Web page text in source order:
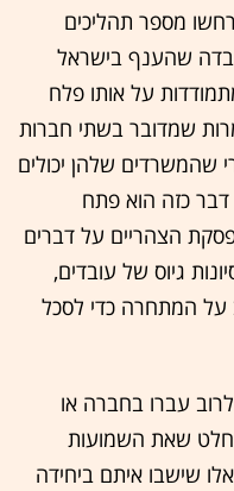
מספר תהליכים
שהענף בישראל
על אותו פלח
שמדובר בשתי חברות
שהמשרדים שלהן יכולים
כזה הוא פתח
הצהריים על דברים
גיוס של עובדים,
על המתחרה כדי לסכל
עברו בחברה או
שאת השמועות
שישבו איתם ביחידה